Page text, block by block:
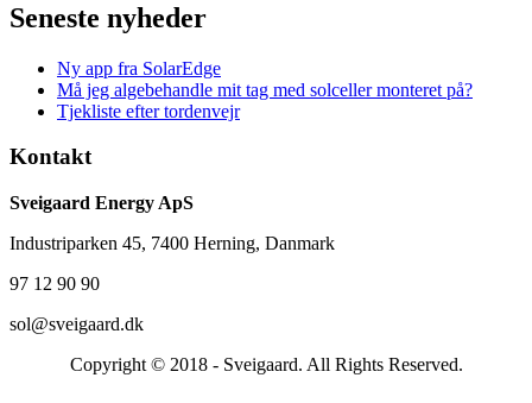
Seneste nyheder
Ny app fra SolarEdge
Må jeg algebehandle mit tag med solceller monteret på?
Tjekliste efter tordenvejr
Kontakt
Sveigaard Energy ApS
Industriparken 45, 7400 Herning, Danmark
97 12 90 90
sol@sveigaard.dk
Copyright © 2018 - Sveigaard. All Rights Reserved.